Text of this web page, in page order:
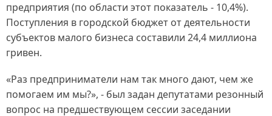
предприятия (по области этот показатель - 10,4%).
Поступления в городской бюджет от деятельности
субъектов малого бизнеса составили 24,4 миллиона
гривен.
«Раз предприниматели нам так много дают, чем же
помогаем им мы?», - был задан депутатами резонный
вопрос на предшествующем сессии заседании